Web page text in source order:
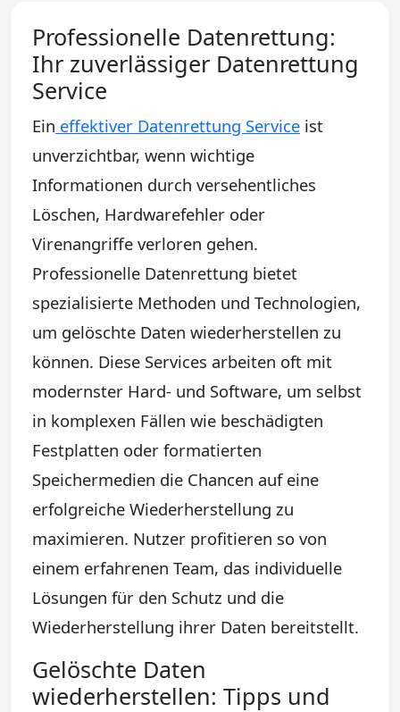
Professionelle Datenrettung:
Ihr zuverlässiger Datenrettung
Service
Ein effektiver Datenrettung Service ist
unverzichtbar, wenn wichtige
Informationen durch versehentliches
Löschen, Hardwarefehler oder
Virenangriffe verloren gehen.
Professionelle Datenrettung bietet
spezialisierte Methoden und Technologien,
um gelöschte Daten wiederherstellen zu
können. Diese Services arbeiten oft mit
modernster Hard- und Software, um selbst
in komplexen Fällen wie beschädigten
Festplatten oder formatierten
Speichermedien die Chancen auf eine
erfolgreiche Wiederherstellung zu
maximieren. Nutzer profitieren so von
einem erfahrenen Team, das individuelle
Lösungen für den Schutz und die
Wiederherstellung ihrer Daten bereitstellt.
Gelöschte Daten
wiederherstellen: Tipps und